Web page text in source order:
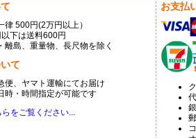
律 500円(2万円以上）
下は送料600円
離島、重量物、長尺物を除く
て
便、ヤマト運輸にてお届け
時・時間指定が可能です
をご覧ください...
お支払